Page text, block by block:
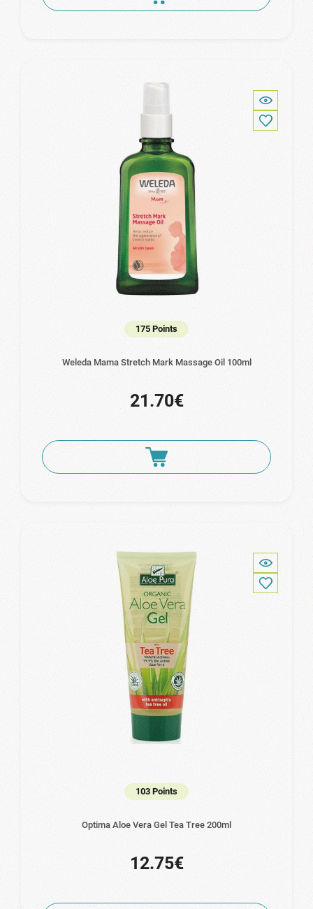
175 Points
Weleda Mama Stretch Mark Massage Oil 100ml
21.70€
103 Points
Optima Aloe Vera Gel Tea Tree 200ml
12.75€